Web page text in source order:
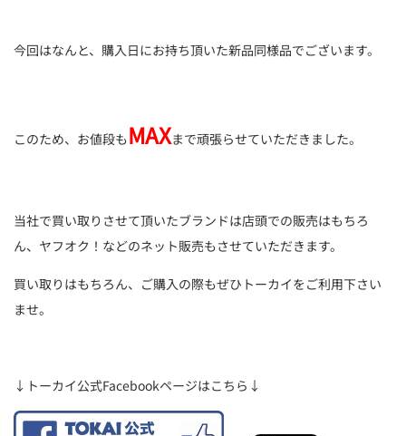
今回はなんと、購入日にお持ち頂いた新品同様品でございます。
このため、お値段もMAXまで頑張らせていただきました。
当社で買い取りさせて頂いたブランドは店頭での販売はもちろ
ん、ヤフオク！などのネット販売もさせていただきます。
買い取りはもちろん、ご購入の際もぜひトーカイをご利用下さい
ませ。
↓トーカイ公式Facebookページはこちら↓